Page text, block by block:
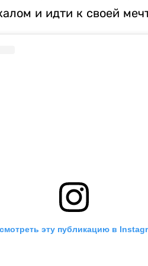
и идти к своей
эту публикацию в